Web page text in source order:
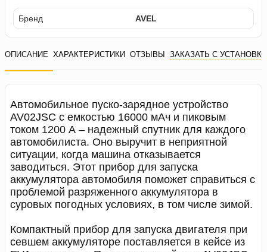
Бренд AVEL
ОПИСАНИЕ ХАРАКТЕРИСТИКИ ОТЗЫВЫ ЗАКАЗАТЬ С
Автомобильное пуско-зарядное устройство
AV02JSС с емкостью 16000 мАч и пиковым
током 1200 А – надежный спутник для каждого
автомобилиста. Оно выручит в неприятной
ситуации, когда машина отказывается
заводиться. Этот прибор для запуска
аккумулятора автомобиля поможет справиться с
проблемой разряженного аккумулятора в
суровых погодных условиях, в том числе зимой.
Компактный прибор для запуска двигателя при
севшем аккумуляторе поставляется в кейсе из